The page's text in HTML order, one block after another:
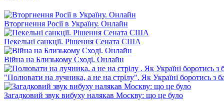
Вторгнення Росії в Україну. Онлайн
Пекельні санкції. Рішення Сената США
Війна на Близькому Сході. Онлайн
"Полювати на лучника, а не на стрілу". Як Україні боротись з
Загадковий звук вибуху налякав Москву: що це було